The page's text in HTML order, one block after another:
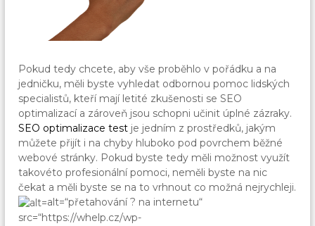
Pokud tedy chcete, aby vše proběhlo v pořádku a na
jedničku, měli byste vyhledat odbornou pomoc lidských
specialistů, kteří mají letité zkušenosti se SEO
optimalizací a zároveň jsou schopni učinit úplné zázraky.
SEO optimalizace test je jedním z prostředků, jakým
můžete přijít i na chyby hluboko pod povrchem běžné
webové stránky. Pokud byste tedy měli možnost využít
takovéto profesionální pomoci, neměli byste na nic
čekat a měli byste se na to vrhnout co možná nejrychleji.
alt=“přetahování ? na internetu“
src=“https://whelp.cz/wp-